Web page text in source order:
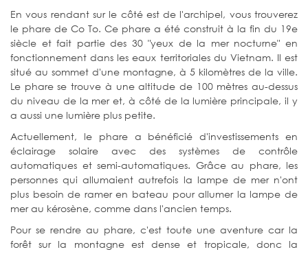
En vous rendant sur le côté est de l'archipel, vous trouverez
le phare de Co To. Ce phare a été construit à la fin du 19e
siècle et fait partie des 30 "yeux de la mer nocturne" en
fonctionnement dans les eaux territoriales du Vietnam. Il est
situé au sommet d'une montagne, à 5 kilomètres de la ville.
Le phare se trouve à une altitude de 100 mètres au-dessus
du niveau de la mer et, à côté de la lumière principale, il y
a aussi une lumière plus petite.
Actuellement, le phare a bénéficié d'investissements en
éclairage solaire avec des systèmes de contrôle
automatiques et semi-automatiques. Grâce au phare, les
personnes qui allumaient autrefois la lampe de mer n'ont
plus besoin de ramer en bateau pour allumer la lampe de
mer au kérosène, comme dans l'ancien temps.
Pour se rendre au phare, c'est toute une aventure car la
forêt sur la montagne est dense et tropicale, donc la